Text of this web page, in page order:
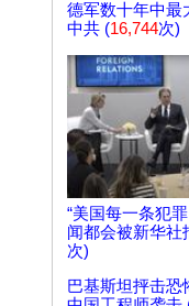
德军数十年中最
中共 (16,744次)
“美国每一条犯
闻都会被新华社
次)
巴基斯坦抨击恐